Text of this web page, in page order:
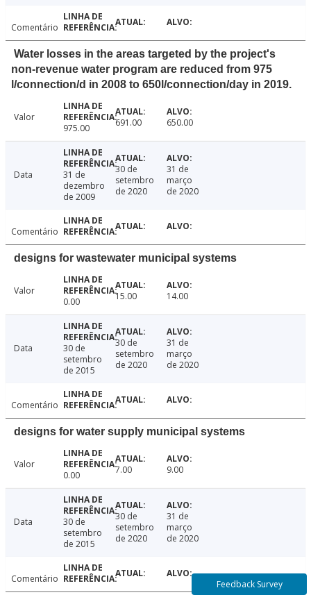
Comentário
Water losses in the areas targeted by the project's
non-revenue water program are reduced from 975
l/connection/d in 2008 to 650l/connection/day in 2019.
Valor
975.00
691.00 650.00
Data
31 de
dezembro
de 2009
30 de
setembro
de 2020
31 de
março
de 2020
Comentário
designs for wastewater municipal systems
Valor
0.00
15.00 14.00
Data
30 de
setembro
de 2015
30 de
setembro
de 2020
31 de
março
de 2020
Comentário
designs for water supply municipal systems
Valor
0.00
7.00 9.00
Data
30 de
setembro
de 2015
30 de
setembro
de 2020
31 de
março
de 2020
Comentário Feedback Survey